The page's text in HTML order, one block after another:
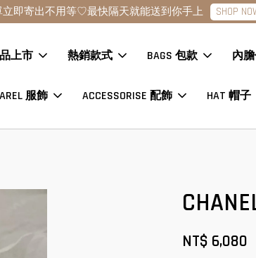
24H內寄出?數量各一趕緊下單 點擊查看款式
上市 熱銷款式 BAGS 包款 內
服飾 ACCESSORISE 配飾 HAT 帽子
NT$ 6,080